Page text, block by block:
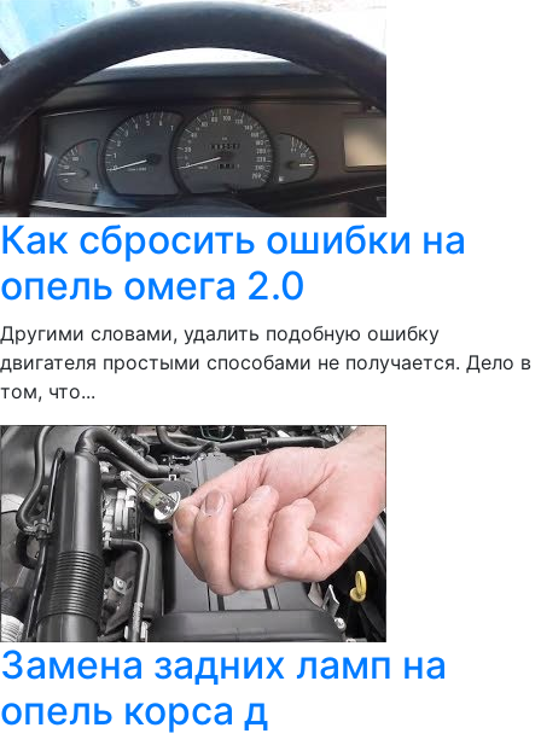
Как сбросить ошибки на
опель омега 2.0
Другими словами, удалить подобную ошибку
двигателя простыми способами не получается. Дело в
том, что...
Замена задних ламп на
опель корса д